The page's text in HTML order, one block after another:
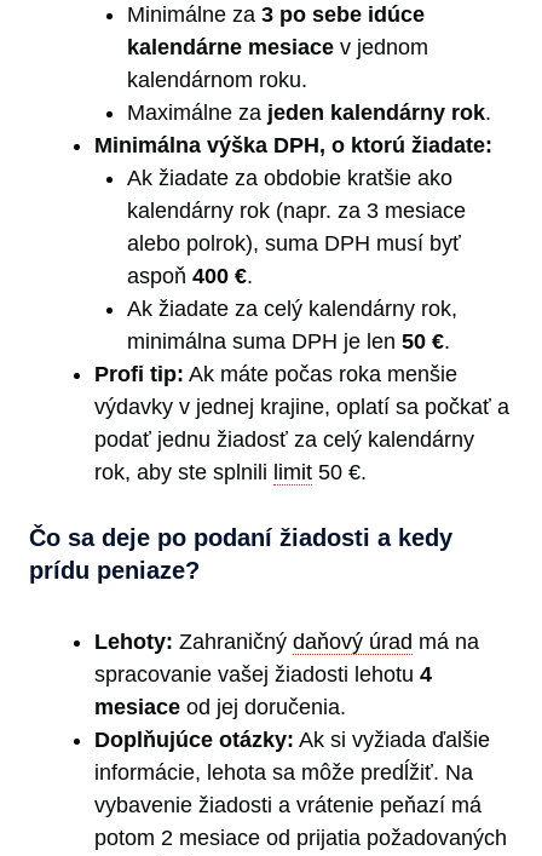
Minimálne za 3 po sebe idúce
kalendárne mesiace v jednom
kalendárnom roku.
Maximálne za jeden kalendárny rok.
Minimálna výška DPH, o ktorú žiadate:
Ak žiadate za obdobie kratšie ako
kalendárny rok (napr. za 3 mesiace
alebo polrok), suma DPH musí byť
aspoň 400 €.
Ak žiadate za celý kalendárny rok,
minimálna suma DPH je len 50 €.
Profi tip: Ak máte počas roka menšie
výdavky v jednej krajine, oplatí sa počkať a
podať jednu žiadosť za celý kalendárny
rok, aby ste splnili limit 50 €.
Čo sa deje po podaní žiadosti a kedy
prídu peniaze?
Lehoty: Zahraničný daňový úrad má na
spracovanie vašej žiadosti lehotu 4
mesiace od jej doručenia.
Doplňujúce otázky: Ak si vyžiada ďalšie
informácie, lehota sa môže predĺžiť. Na
vybavenie žiadosti a vrátenie peňazí má
potom 2 mesiace od prijatia požadovaných